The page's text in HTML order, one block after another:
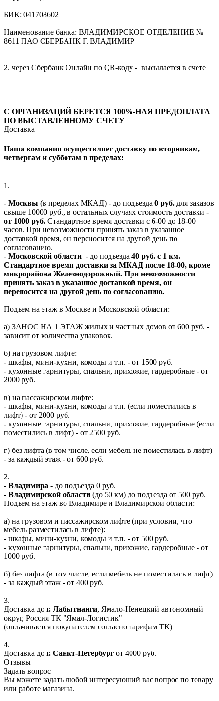
БИК: 041708602
Наименование банка: ВЛАДИМИРСКОЕ ОТДЕЛЕНИЕ №
8611 ПАО СБЕРБАНК Г. ВЛАДИМИР
2. через Сбербанк Онлайн по QR-коду - высылается в счете
С ОРГАНИЗАЦИЙ БЕРЕТСЯ 100%-НАЯ ПРЕДОПЛАТА
ПО ВЫСТАВЛЕННОМУ СЧЕТУ
Доставка
Наша компания осуществляет доставку по вторникам,
четвергам и субботам в пределах:
1.
- Москвы (в пределах МКАД) - до подъезда 0 руб. для заказов
свыше 10000 руб., в остальных случаях стоимость доставки -
от 1000 руб. Стандартное время доставки с 6-00 до 18-00
часов. При невозможности принять заказ в указанное
доставкой время, он переносится на другой день по
согласованию.
- Московской области - до подъезда 40 руб. с 1 км.
Стандартное время доставки за МКАД после 18-00, кроме
микрорайона Железнодорожный. При невозможности
принять заказ в указанное доставкой время, он
переносится на другой день по согласованию.
Подъем на этаж в Москве и Московской области:
а) ЗАНОС НА 1 ЭТАЖ жилых и частных домов от 600 руб. -
зависит от количества упаковок.
б) на грузовом лифте:
- шкафы, мини-кухни, комоды и т.п. - от 1500 руб.
- кухонные гарнитуры, спальни, прихожие, гардеробные - от
2000 руб.
в) на пассажирском лифте:
- шкафы, мини-кухни, комоды и т.п. (если поместились в
лифт) - от 2000 руб.
- кухонные гарнитуры, спальни, прихожие, гардеробные (если
поместились в лифт) - от 2500 руб.
г) без лифта (в том числе, если мебель не поместилась в лифт)
- за каждый этаж - от 600 руб.
2.
- Владимира - до подъезда 0 руб.
- Владимирской области (до 50 км) до подъезда от 500 руб.
Подъем на этаж во Владимире и Владимирской области:
а) на грузовом и пассажирском лифте (при условии, что
мебель разместилась в лифте):
- шкафы, мини-кухни, комоды и т.п. - от 500 руб.
- кухонные гарнитуры, спальни, прихожие, гардеробные - от
1000 руб.
б) без лифта (в том числе, если мебель не поместилась в лифт)
- за каждый этаж - от 400 руб.
3.
Доставка до г. Лабытнанги, Ямало-Ненецкий автономный
округ, Россия ТК "Ямал-Логистик"
(оплачивается покупателем согласно тарифам ТК)
4.
Доставка до г. Санкт-Петербург от 4000 руб.
Отзывы
Задать вопрос
Вы можете задать любой интересующий вас вопрос по товару
или работе магазина.